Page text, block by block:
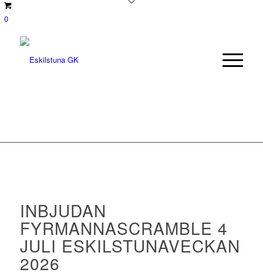
0
INBJUDAN
FYRMANNASCRAMBLE 4
JULI ESKILSTUNAVECKAN
2026